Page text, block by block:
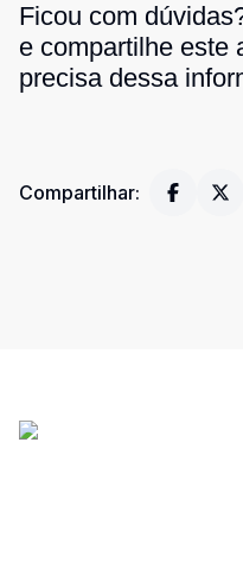
Ficou com
e compartilhe este
precisa dessa
Compartilhar: